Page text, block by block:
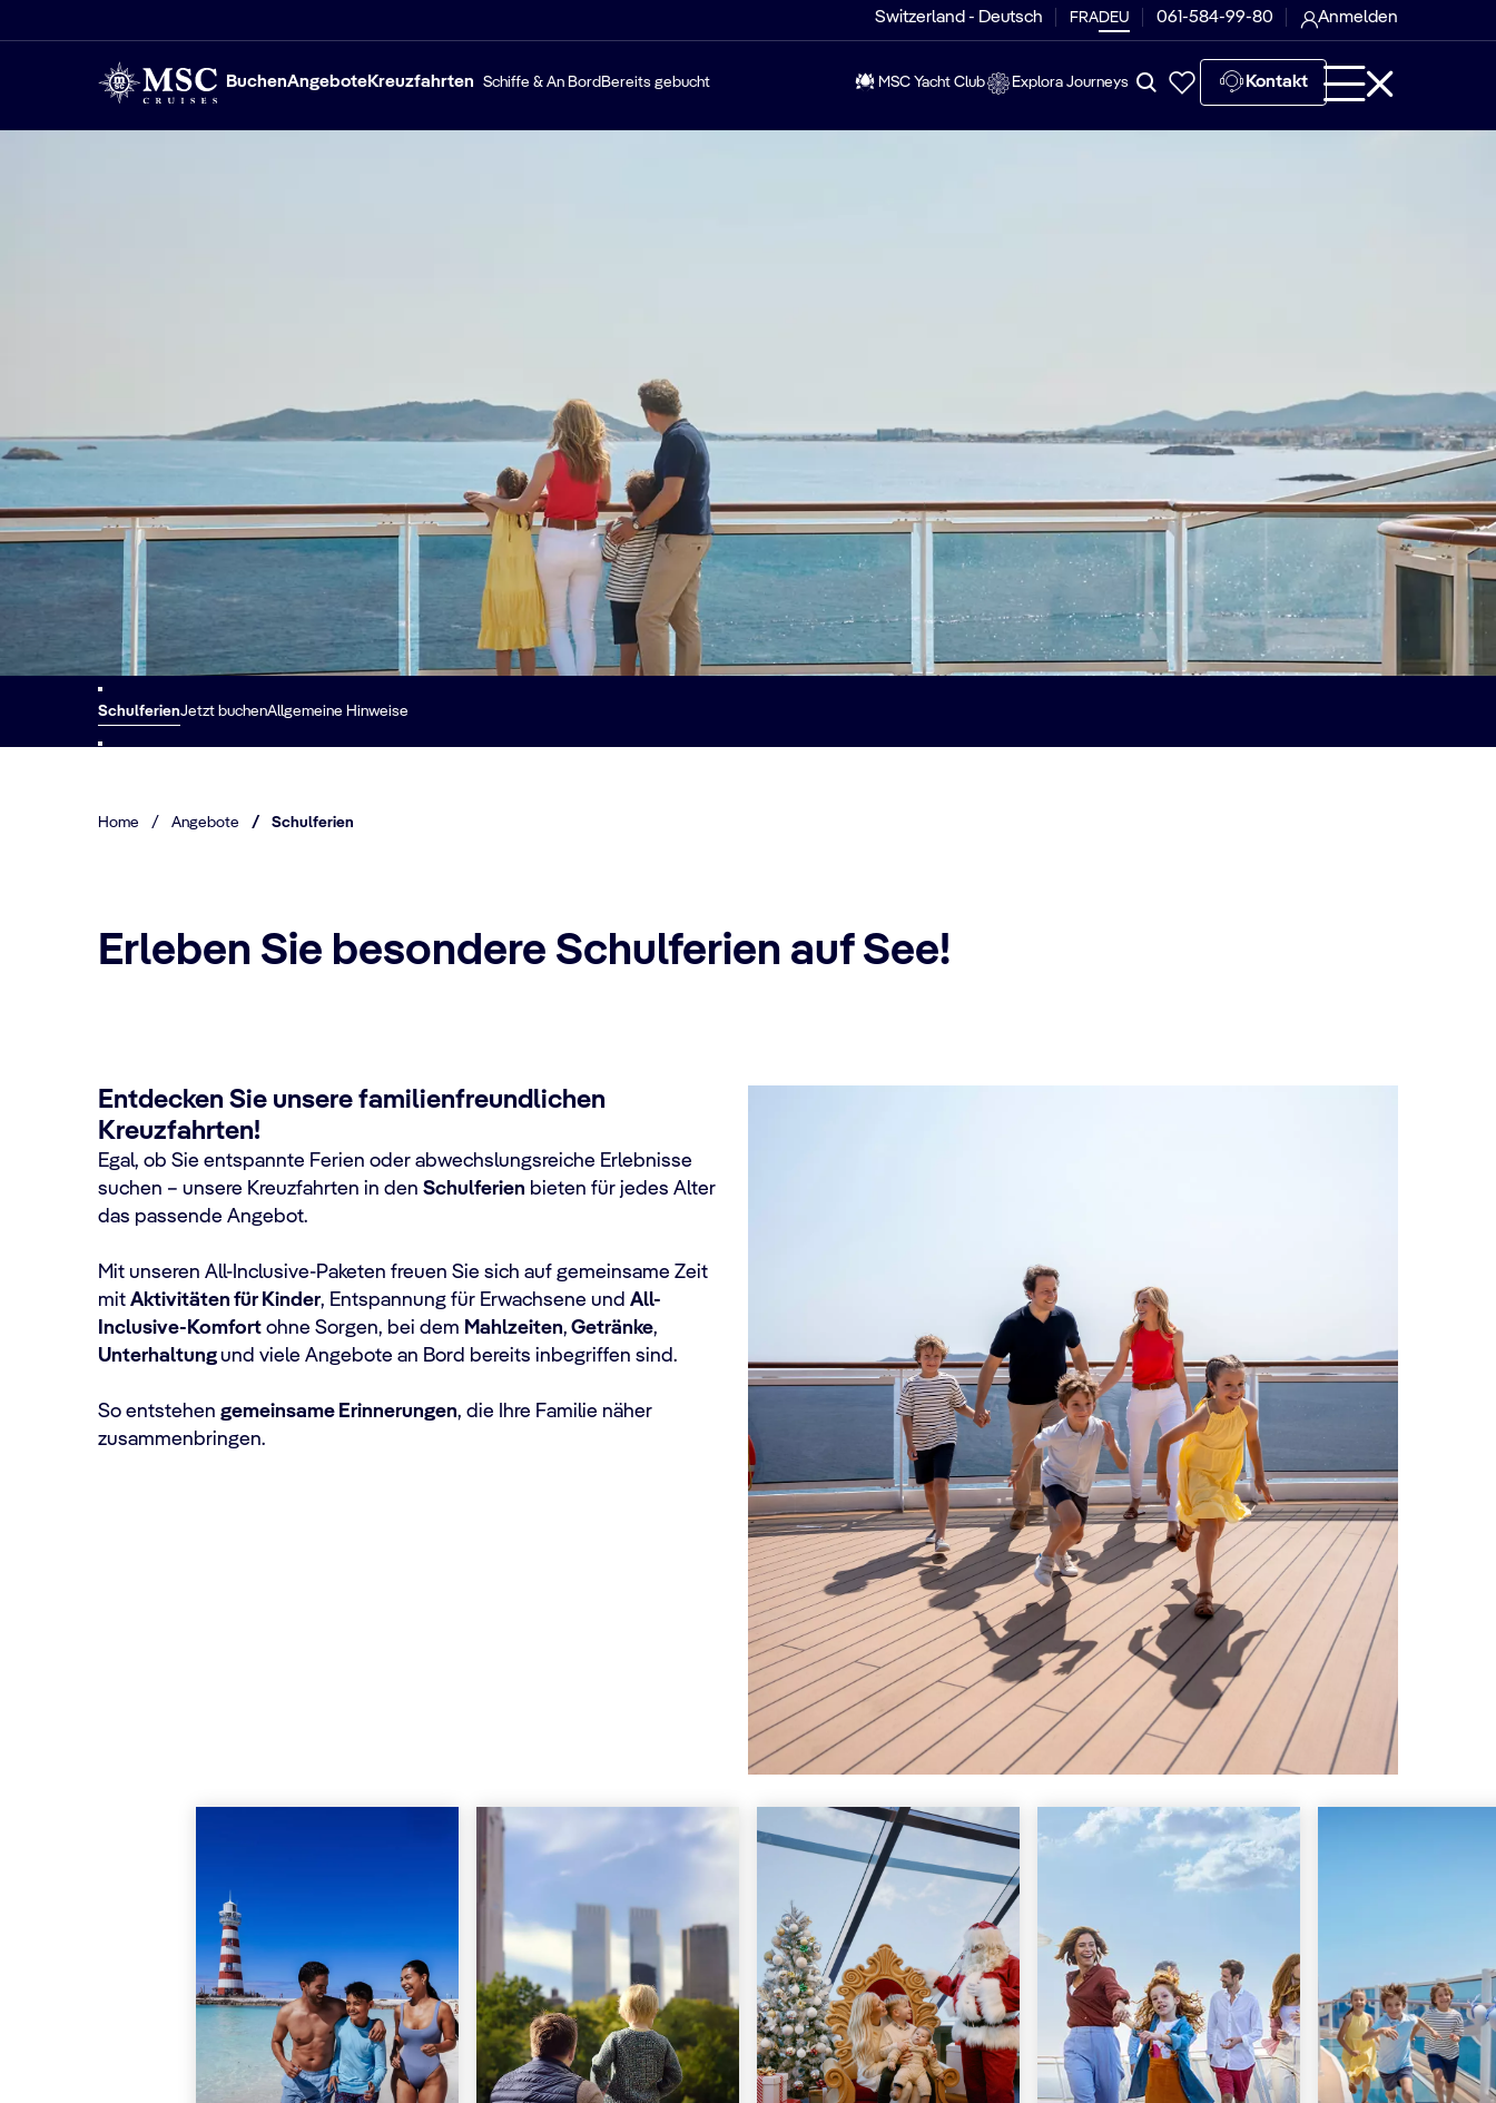
Switzerland - Deutsch FRADEU 061-584-99-80 Anmelden
BuchenAngeboteKreuzfahrten Schiffe & An Bord Bereits gebucht MSC Yacht Club Explora Journeys Kontakt
SchulferienJetzt buchenAllgemeine Hinweise
Home / Angebote / Schulferien
Erleben Sie besondere Schulferien auf See!
Entdecken Sie unsere familienfreundlichen
Kreuzfahrten!
Egal, ob Sie entspannte Ferien oder abwechslungsreiche Erlebnisse
suchen – unsere Kreuzfahrten in den Schulferien bieten für jedes Alter
das passende Angebot.
Mit unseren All-Inclusive-Paketen freuen Sie sich auf gemeinsame Zeit
mit Aktivitäten für Kinder, Entspannung für Erwachsene und All-
Inclusive-Komfort ohne Sorgen, bei dem Mahlzeiten, Getränke,
Unterhaltungund viele Angebote an Bord bereits inbegriffen sind.
So entstehen gemeinsame Erinnerungen, die Ihre Familie näher
zusammenbringen.